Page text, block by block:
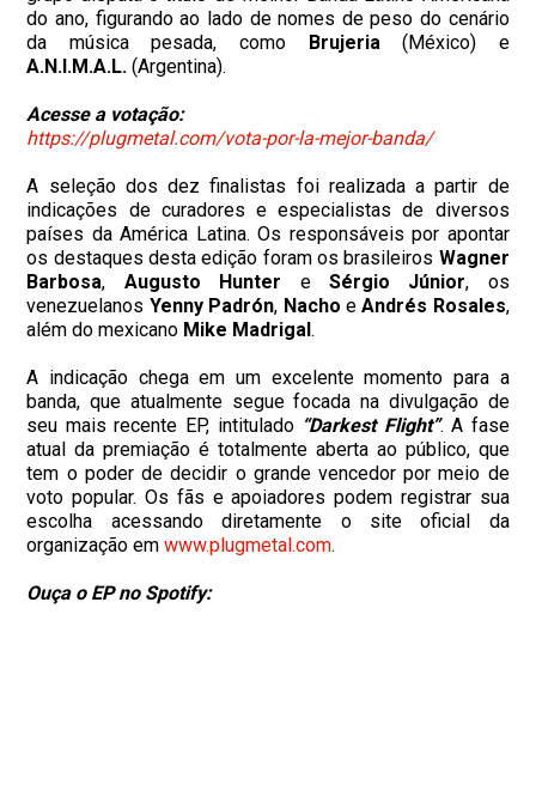
do ano, figurando ao lado de nomes de peso do cenário
da música pesada, como Brujeria(México) e
A.N.I.M.A.L. (Argentina).
Acesse a votação:
https://plugmetal.com/vota-por-la-mejor-banda/
A seleção dos dez finalistas foi realizada a partir de
indicações de curadores e especialistas de diversos
países da América Latina. Os responsáveis por apontar
os destaques desta edição foram os brasileiros Wagner
Barbosa, Augusto Hunter e Sérgio Júnior, os
venezuelanos Yenny Padrón, Nacho eAndrés Rosales,
além do mexicano Mike Madrigal.
A indicação chega em um excelente momento para a
banda, que atualmente segue focada na divulgação de
seu mais recente EP, intitulado “Darkest Flight”. A fase
atual da premiação é totalmente aberta ao público, que
tem o poder de decidir o grande vencedor por meio de
voto popular. Os fãs e apoiadores podem registrar sua
escolha acessando diretamente o site oficial da
organização emwww.plugmetal.com.
Ouça o EP no Spotify: